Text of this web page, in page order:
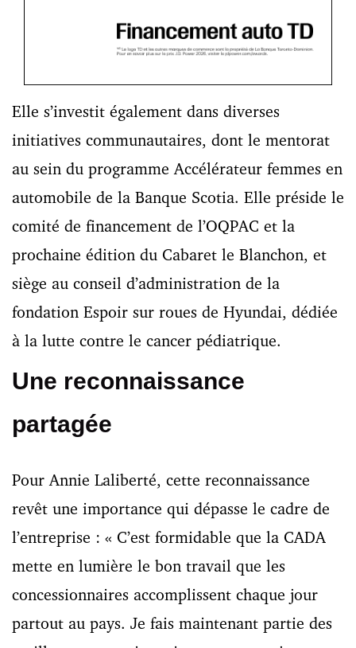
Elle s’investit également dans diverses
initiatives communautaires, dont le mentorat
au sein du programme Accélérateur femmes en
automobile de la Banque Scotia. Elle préside le
comité de financement de l’OQPAC et la
prochaine édition du Cabaret le Blanchon, et
siège au conseil d’administration de la
fondation Espoir sur roues de Hyundai, dédiée
à la lutte contre le cancer pédiatrique.
Une reconnaissance
partagée
Pour Annie Laliberté, cette reconnaissance
revêt une importance qui dépasse le cadre de
l’entreprise : « C’est formidable que la CADA
mette en lumière le bon travail que les
concessionnaires accomplissent chaque jour
partout au pays. Je fais maintenant partie des